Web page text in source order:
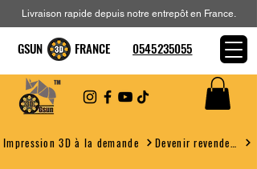
Impression 3D à la demande
Livraison rapide depuis notre entrepôt en France.
GSUN FRANCE 0545235055